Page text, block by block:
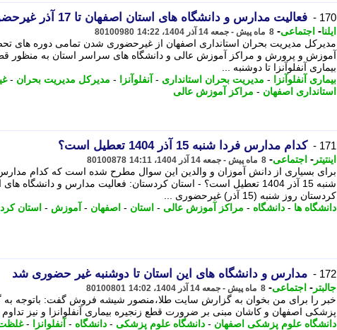
170 - فعالیت مدارس و دانشگاه های استان اصفهان تا 17 آذر غیرحضوری شد
ایلنا- اجتماعی- 8 ماه پیش - جمعه 14 آذر 1404، 14:22 80100980
مدیرکل مدیریت بحران استانداری اصفهان از غیرحضوری شدن تمامی دوره های
آموزش و پرورش و مراکز آموزش عالی و دانشگاه های سراسر استان به منظور
بیماری آنفلوآنزا تا دوشنبه ...
بیماری آنفلوآنزا
- مدیریت بحران استانداری - آنفلوآنزا - مدیرکل مدیریت بحران -
استانداری اصفهان - مراکز آموزش عالی
171 - کدام مدارس فردا شنبه 15 آذر 1404 تعطیل است؟
اینتیتر - اجتماعی- 8 ماه پیش - جمعه 14 آذر 1404، 14:11 80100878
برای بسیاری از دانش آموزان و والدین این سوال مطرح شده است که کدام
شنبه 15 آذر 1404 تعطیل است؟ - استان کردستان: فعالیت مدارس و دانشگاه
کردستان روز شنبه (15 آذر) غیرحضوری ...
دانشگاه ها - دانشگاه - مراکز آموزش عالی - استان - اصفهان - آموزش - استان
172 - مدارس و دانشگاه های این استان تا دوشنبه غیر حضوری شد
جالبتر - اجتماعی- 8 ماه پیش - جمعه 14 آذر 1404، 14:02 80100801
خبر را برای من بخوان به گزارش سایت طلا،منصور شیشه فروش گفت: باتوجه
پزشکی اصفهان و کاشان مبنی بر ضرورت قطع زنجیره بیماری آنفلوانزا و نیز
دانشگاه علوم پزشکی اصفهان - دانشگاه علوم پزشکی - دانشگاه - آنفلوانزا -غلظت